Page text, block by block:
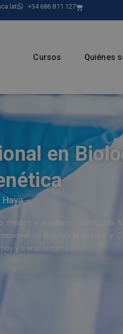
+34 686 811 127
Cursos Quiénes
en
-
médico y sanitario y consolida
en Biología Molecular y
y transforma tu futuro!